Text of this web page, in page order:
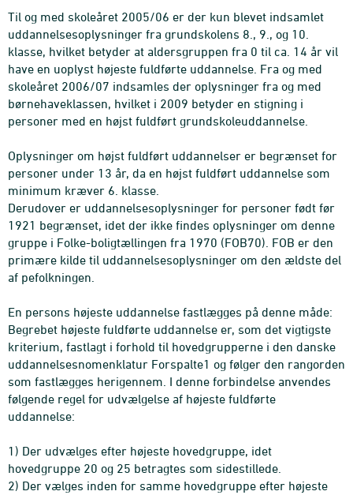
Til og med skoleåret 2005/06 er der kun blevet indsamlet
uddannelsesoplysninger fra grundskolens 8., 9., og 10.
klasse, hvilket betyder at aldersgruppen fra 0 til ca. 14 år vil
have en uoplyst højeste fuldførte uddannelse. Fra og med
skoleåret 2006/07 indsamles der oplysninger fra og med
børnehaveklassen, hvilket i 2009 betyder en stigning i
personer med en højst fuldført grundskoleuddannelse.
Oplysninger om højst fuldført uddannelser er begrænset for
personer under 13 år, da en højst fuldført uddannelse som
minimum kræver 6. klasse.
Derudover er uddannelsesoplysninger for personer født før
1921 begrænset, idet der ikke findes oplysninger om denne
gruppe i Folke-boligtællingen fra 1970 (FOB70). FOB er den
primære kilde til uddannelsesoplysninger om den ældste del
af pefolkningen.
En persons højeste uddannelse fastlægges på denne måde:
Begrebet højeste fuldførte uddannelse er, som det vigtigste
kriterium, fastlagt i forhold til hovedgrupperne i den danske
uddannelsesnomenklatur Forspalte1 og følger den rangorden
som fastlægges herigennem. I denne forbindelse anvendes
følgende regel for udvælgelse af højeste fuldførte
uddannelse:
1) Der udvælges efter højeste hovedgruppe, idet
hovedgruppe 20 og 25 betragtes som sidestillede.
2) Der vælges inden for samme hovedgruppe efter højeste